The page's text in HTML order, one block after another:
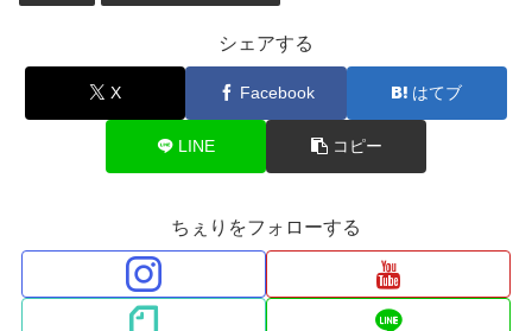
シェアする
X Facebook はてブ
LINE コピー
ちぇりをフォローする